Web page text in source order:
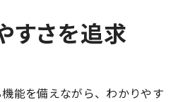
すさを追求
能を備えながら、わかりやす